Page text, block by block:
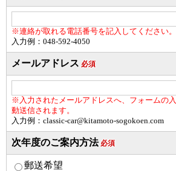
※連絡が取れる電話番号を記入してください。
入力例：048-592-4050
メールアドレス 必須
※入力されたメールアドレスへ、フォームの
動送信されます。
入力例：classic-car@kitamoto-sogokoen.com
次年度のご案内方法 必須
郵送希望